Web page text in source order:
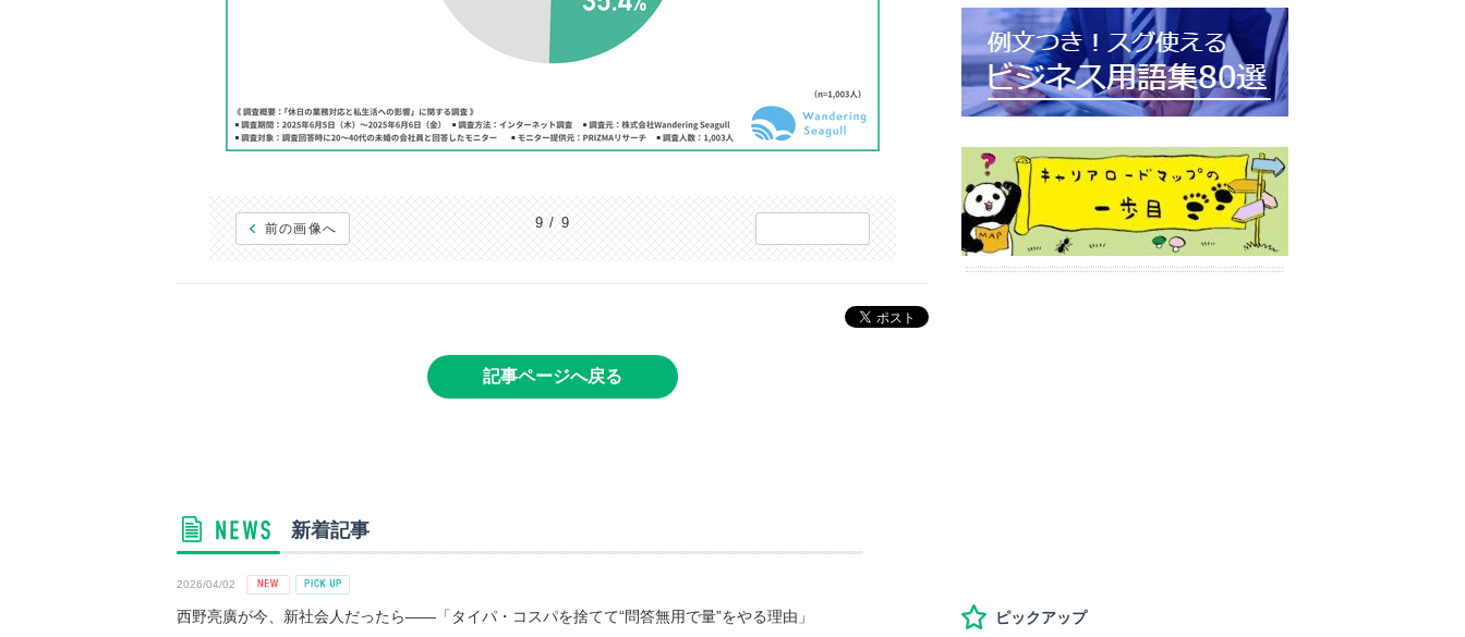
前の画像へ 9 / 9
記事ページへ戻る
新着記事
2026/04/02
西野亮廣が今、新社会人だったら――「タイパ・コスパを捨てて“問答無用で量”をやる理由」 ピックアップ